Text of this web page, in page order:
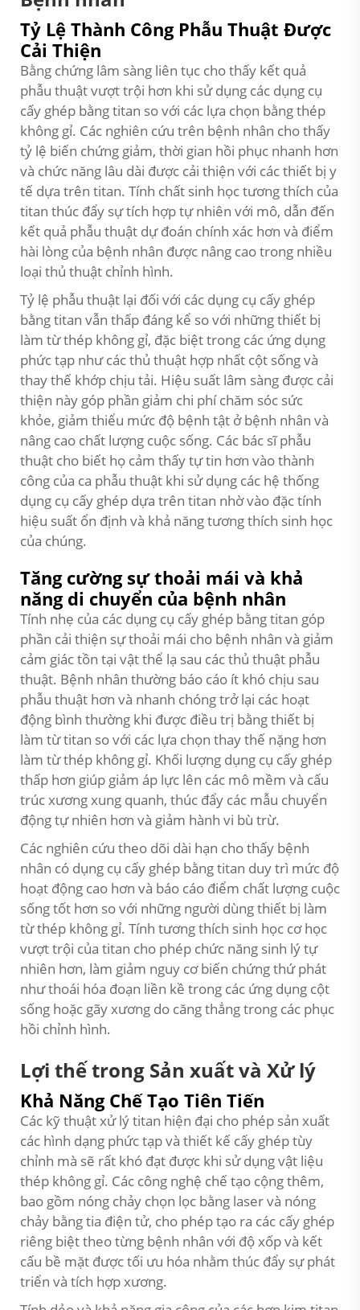
Tỷ Lệ Thành Công Phẫu Thuật Được
Cải Thiện
Bằng chứng lâm sàng liên tục cho thấy kết quả
phẫu thuật vượt trội hơn khi sử dụng các dụng cụ
cấy ghép bằng titan so với các lựa chọn bằng thép
không gỉ. Các nghiên cứu trên bệnh nhân cho thấy
tỷ lệ biến chứng giảm, thời gian hồi phục nhanh hơn
và chức năng lâu dài được cải thiện với các thiết bị y
tế dựa trên titan. Tính chất sinh học tương thích của
titan thúc đẩy sự tích hợp tự nhiên với mô, dẫn đến
kết quả phẫu thuật dự đoán chính xác hơn và điểm
hài lòng của bệnh nhân được nâng cao trong nhiều
loại thủ thuật chỉnh hình.
Tỷ lệ phẫu thuật lại đối với các dụng cụ cấy ghép
bằng titan vẫn thấp đáng kể so với những thiết bị
làm từ thép không gỉ, đặc biệt trong các ứng dụng
phức tạp như các thủ thuật hợp nhất cột sống và
thay thế khớp chịu tải. Hiệu suất lâm sàng được cải
thiện này góp phần giảm chi phí chăm sóc sức
khỏe, giảm thiểu mức độ bệnh tật ở bệnh nhân và
nâng cao chất lượng cuộc sống. Các bác sĩ phẫu
thuật cho biết họ cảm thấy tự tin hơn vào thành
công của ca phẫu thuật khi sử dụng các hệ thống
dụng cụ cấy ghép dựa trên titan nhờ vào đặc tính
hiệu suất ổn định và khả năng tương thích sinh học
của chúng.
Tăng cường sự thoải mái và khả
năng di chuyển của bệnh nhân
Tính nhẹ của các dụng cụ cấy ghép bằng titan góp
phần cải thiện sự thoải mái cho bệnh nhân và giảm
cảm giác tồn tại vật thể lạ sau các thủ thuật phẫu
thuật. Bệnh nhân thường báo cáo ít khó chịu sau
phẫu thuật hơn và nhanh chóng trở lại các hoạt
động bình thường khi được điều trị bằng thiết bị
làm từ titan so với các lựa chọn thay thế nặng hơn
làm từ thép không gỉ. Khối lượng dụng cụ cấy ghép
thấp hơn giúp giảm áp lực lên các mô mềm và cấu
trúc xương xung quanh, thúc đẩy các mẫu chuyển
động tự nhiên hơn và giảm hành vi bù trừ.
Các nghiên cứu theo dõi dài hạn cho thấy bệnh
nhân có dụng cụ cấy ghép bằng titan duy trì mức độ
hoạt động cao hơn và báo cáo điểm chất lượng cuộc
sống tốt hơn so với những người dùng thiết bị làm
từ thép không gỉ. Tính tương thích sinh học cơ học
vượt trội của titan cho phép chức năng sinh lý tự
nhiên hơn, làm giảm nguy cơ biến chứng thứ phát
như thoái hóa đoạn liền kề trong các ứng dụng cột
sống hoặc gãy xương do căng thẳng trong các phục
hồi chỉnh hình.
Lợi thế trong Sản xuất và Xử lý
Khả Năng Chế Tạo Tiên Tiến
Các kỹ thuật xử lý titan hiện đại cho phép sản xuất
các hình dạng phức tạp và thiết kế cấy ghép tùy
chỉnh mà sẽ rất khó đạt được khi sử dụng vật liệu
thép không gỉ. Các công nghệ chế tạo cộng thêm,
bao gồm nóng chảy chọn lọc bằng laser và nóng
chảy bằng tia điện tử, cho phép tạo ra các cấy ghép
riêng biệt theo từng bệnh nhân với độ xốp và kết
cấu bề mặt được tối ưu hóa nhằm thúc đẩy sự phát
triển và tích hợp xương.